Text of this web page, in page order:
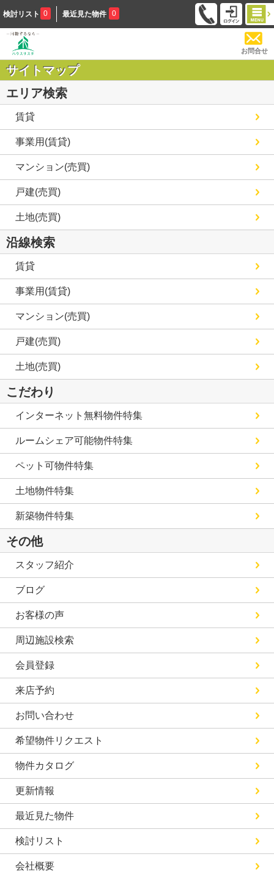
検討リスト 0 最近見た物件 0
お問合せ
サイトマップ
エリア検索
賃貸
事業用(賃貸)
マンション(売買)
戸建(売買)
土地(売買)
沿線検索
賃貸
事業用(賃貸)
マンション(売買)
戸建(売買)
土地(売買)
こだわり
インターネット無料物件特集
ルームシェア可能物件特集
ペット可物件特集
土地物件特集
新築物件特集
その他
スタッフ紹介
ブログ
お客様の声
周辺施設検索
会員登録
来店予約
お問い合わせ
希望物件リクエスト
物件カタログ
更新情報
最近見た物件
検討リスト
会社概要